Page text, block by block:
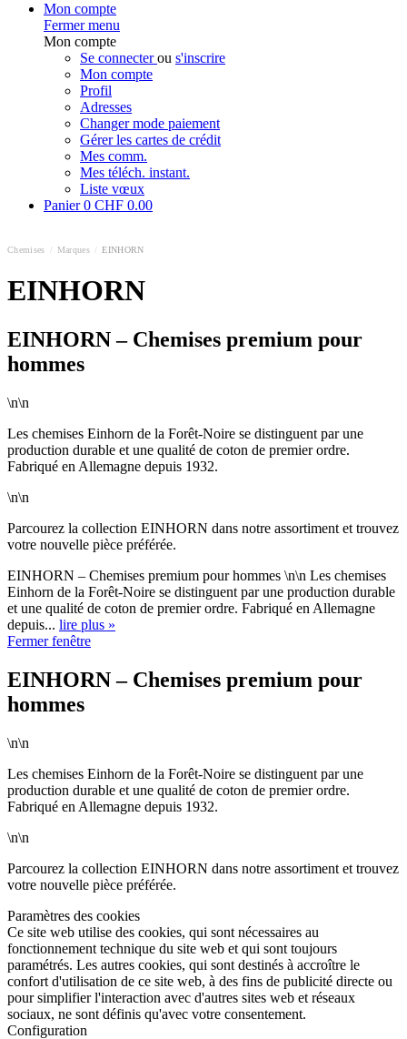
Mon compte
Fermer menu
Mon compte
Se connecterou s'inscrire
Mon compte
Profil
Adresses
Changer mode paiement
Gérer les cartes de crédit
Mes comm.
Mes téléch. instant.
Liste vœux
Panier0 CHF 0.00
Chemises Marques EINHORN
EINHORN
EINHORN – Chemises premium pour
hommes
\n\n
Les chemises Einhorn de la Forêt-Noire se distinguent par une
production durable et une qualité de coton de premier ordre.
Fabriqué en Allemagne depuis 1932.
\n\n
Parcourez la collection EINHORN dans notre assortiment et trouvez
votre nouvelle pièce préférée.
EINHORN – Chemises premium pour hommes \n\n Les chemises
Einhorn de la Forêt-Noire se distinguent par une production durable
et une qualité de coton de premier ordre. Fabriqué en Allemagne
depuis... lire plus »
Fermer fenêtre
EINHORN – Chemises premium pour
hommes
\n\n
Les chemises Einhorn de la Forêt-Noire se distinguent par une
production durable et une qualité de coton de premier ordre.
Fabriqué en Allemagne depuis 1932.
\n\n
Parcourez la collection EINHORN dans notre assortiment et trouvez
votre nouvelle pièce préférée.
Paramètres des cookies
Ce site web utilise des cookies, qui sont nécessaires au
fonctionnement technique du site web et qui sont toujours
paramétrés. Les autres cookies, qui sont destinés à accroître le
confort d'utilisation de ce site web, à des fins de publicité directe ou
pour simplifier l'interaction avec d'autres sites web et réseaux
sociaux, ne sont définis qu'avec votre consentement.
Configuration